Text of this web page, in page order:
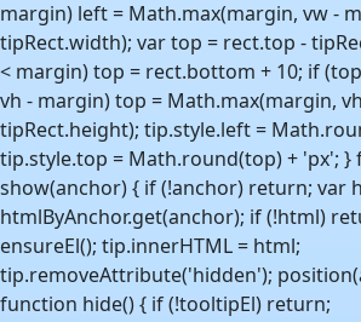
margin) left = Math.max(margin, vw -
tipRect.width); var top = rect.top -
< margin) top = rect.bottom + 10; if
vh - margin) top = Math.max(margin,
tipRect.height); tip.style.left =
tip.style.top = Math.round(top) + 'px'; }
show(anchor) { if (!anchor) return; var
htmlByAnchor.get(anchor); if (!html)
ensureEl(); tip.innerHTML = html;
tip.removeAttribute('hidden');
function hide() { if (!tooltipEl) return;